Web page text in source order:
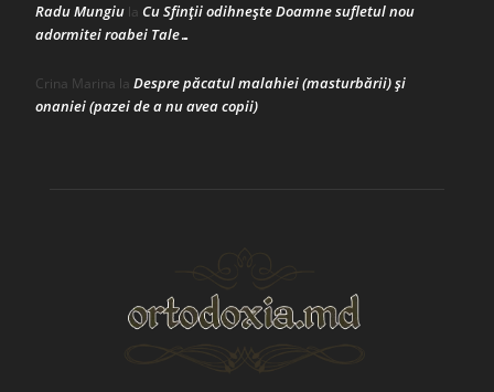
Radu Mungiu la Cu Sfinții odihnește Doamne sufletul nou
adormitei roabei Tale…
Crina Marina la Despre păcatul malahiei (masturbării) şi
onaniei (pazei de a nu avea copii)